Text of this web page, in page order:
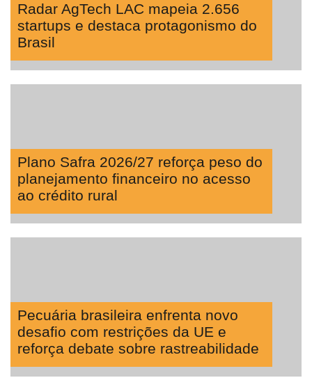
Radar AgTech LAC mapeia 2.656
startups e destaca protagonismo do
Brasil
Plano Safra 2026/27 reforça peso do
planejamento financeiro no acesso
ao crédito rural
Pecuária brasileira enfrenta novo
desafio com restrições da UE e
reforça debate sobre rastreabilidade